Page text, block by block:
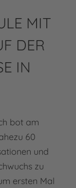
MIT
DER
IN
bot am
60
und
zu
ersten Mal